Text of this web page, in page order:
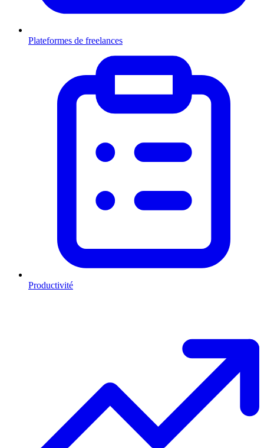
Plateformes de freelances
Productivité